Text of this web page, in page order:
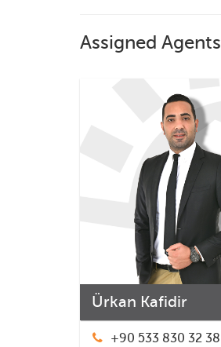
Assigned Agents
Ürkan Kafidir
+90 533 830 32 38